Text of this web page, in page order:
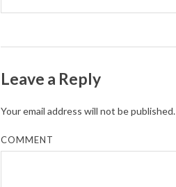
Leave a Reply
Your email address will not be published.
COMMENT